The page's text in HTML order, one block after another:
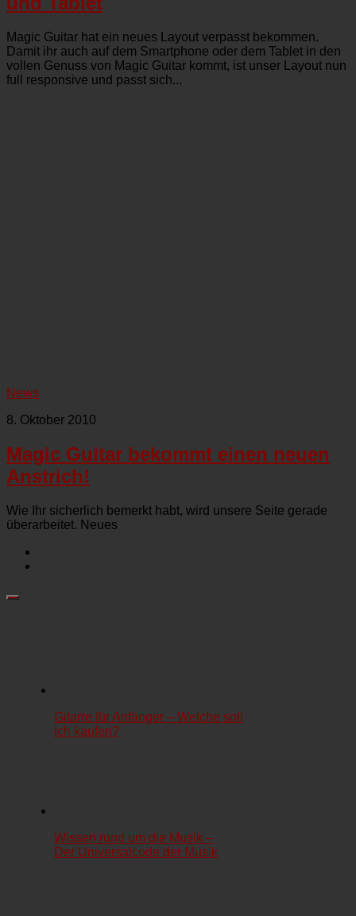
Magic Guitar hat ein neues Layout verpasst bekommen.
Damit ihr auch auf dem Smartphone oder dem Tablet in den
vollen Genuss von Magic Guitar kommt, ist unser Layout nun
full responsive und passt sich...
News
8. Oktober 2010
Magic Guitar bekommt einen neuen
Anstrich!
Wie Ihr sicherlich bemerkt habt, wird unsere Seite gerade
überarbeitet. Neues
Gitarre für Anfänger – Welche soll
ich kaufen?
Wissen rund um die Musik –
Der Universalcode der Musik